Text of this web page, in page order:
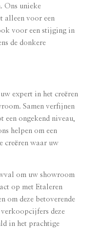
Ons unieke
alleen voor een
voor een stijging in
de donkere
expert in het creëren
Samen verfijnen
een ongekend niveau,
helpen om een
creëren waar uw
om uw showroom
op met Etaleren
om deze betoverende
deze
in het prachtige